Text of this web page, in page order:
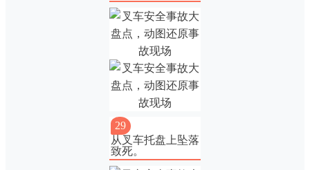
29
从叉车托盘上坠落
致死。